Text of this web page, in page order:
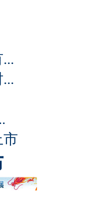
市